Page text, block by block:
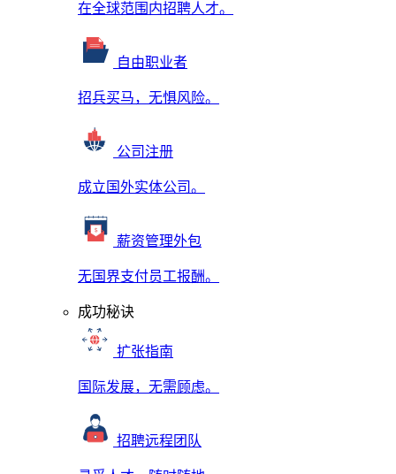
在全球范围内招聘人才。
自由职业者
招兵买马，无惧风险。
公司注册
成立国外实体公司。
薪资管理外包
无国界支付员工报酬。
成功秘诀
扩张指南
国际发展，无需顾虑。
招聘远程团队